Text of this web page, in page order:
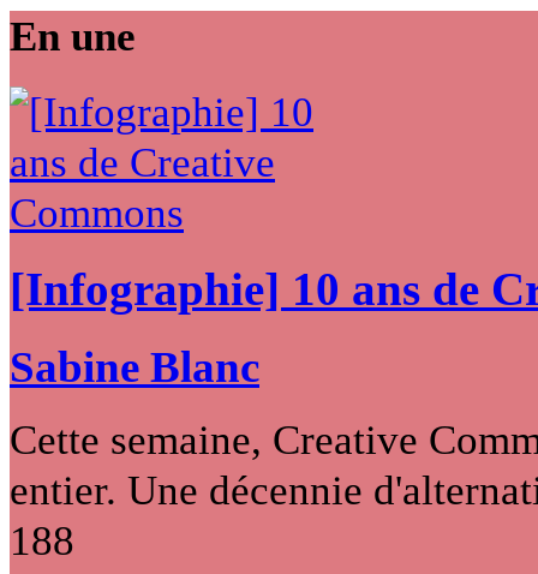
En une
[Infographie] 10 ans de
Sabine Blanc
Cette semaine, Creative
entier. Une décennie
188